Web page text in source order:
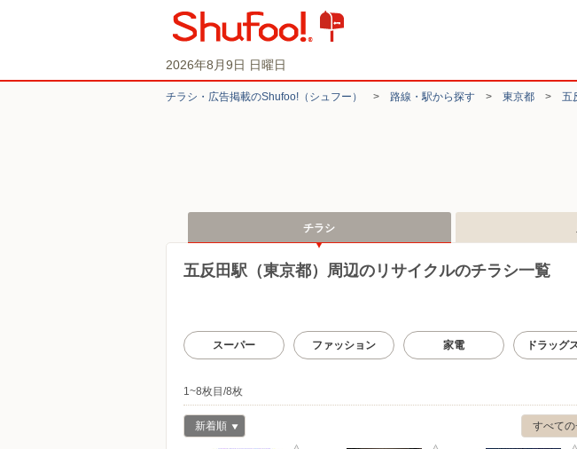
2026年8月9日 日曜日
チラシ・​広告掲載の​Shufoo!​（シュフー） > 路線・駅から探す > 東京都 > 五
チラシ
五反田駅（東京都）周辺のリサイクルのチラシ一覧
スーパー ファッション 家電 ドラッグ
1~8枚目/8枚
すべて
新着順